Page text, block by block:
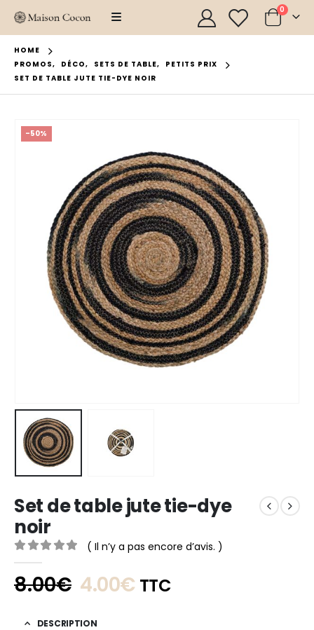
0
HOME
PROMOS, DÉCO, SETS DE TABLE,
PETITS PRIX
SET DE TABLE JUTE TIE-DYE NOIR
-50%
Set de table jute tie-dye
noir
0out of 5
( Il n’y a pas encore d’avis. )
8.00€ 4.00€ TTC
DESCRIPTION